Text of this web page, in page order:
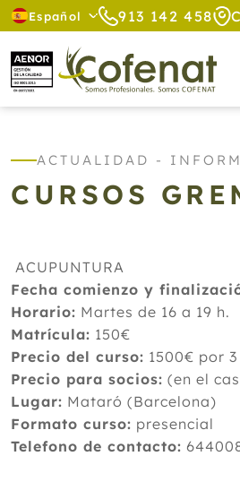
Español 913 142 458
ACTUALIDAD -
CURSOS
ACUPUNTURA
Fecha comienzo y
Horario: Martes de 16 a 19 h.
Matrícula: 150€
Precio del curso: 1500€ por
Precio para socios: (en el
Lugar: Mataró (Barcelona)
Formato curso: presencial
Telefono de contacto: